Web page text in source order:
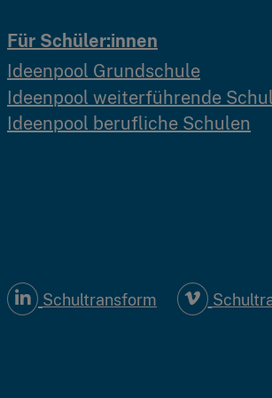
Für Schüler:innen
Ideenpool Grundschule
Ideenpool weiterführende
Ideenpool berufliche Schulen
Schultransform